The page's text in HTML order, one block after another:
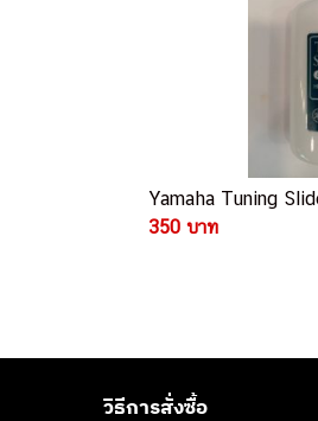
Yamaha Tuning
350 บาท
วิธีการสั่งซื้อ